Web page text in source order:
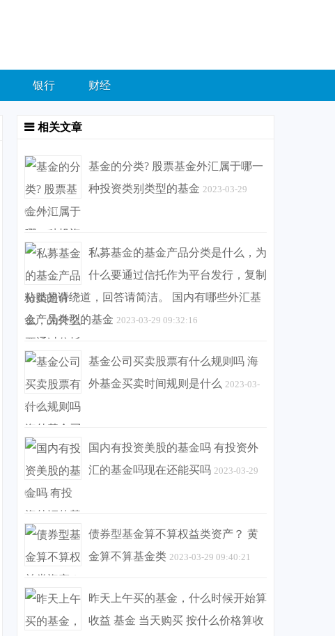
银行 财经
相关文章
基金的分类? 股票基金外汇属于哪一
种投资类别类型的基金 2023-03-29
09:30:31
私募基金的基金产品分类是什么，为
什么要通过信托作为平台发行，复制
粘贴的请绕道，回答请简洁。 国内有哪些外汇基
金产品类型的基金 2023-03-29 09:32:16
基金公司买卖股票有什么规则吗 海
外基金买卖时间规则是什么 2023-03-
29 09:32:31
国内有投资美股的基金吗 有投资外
汇的基金吗现在还能买吗 2023-03-29
09:38:10
债券型基金算不算权益类资产？ 黄
金算不算基金类 2023-03-29 09:40:21
昨天上午买的基金，什么时候开始算
收益 基金 当天购买 按什么价格算收